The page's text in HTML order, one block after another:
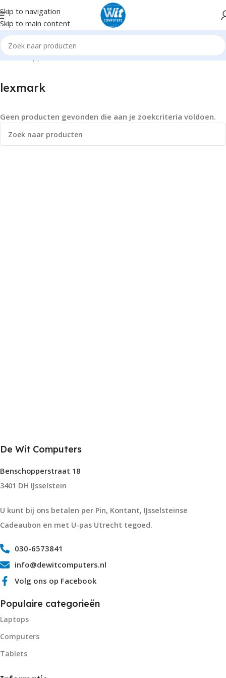
Skip to navigation
Skip to main content
Home Supplies lexmark
lexmark
Geen producten gevonden die aan je zoekcriteria voldoen.
De Wit Computers
Benschopperstraat 18
3401 DH IJsselstein
U kunt bij ons betalen per Pin, Kontant, IJsselsteinse
Cadeaubon en met U-pas Utrecht tegoed.
030-6573841
info@dewitcomputers.nl
Volg ons op Facebook
Populaire categorieën
Laptops
Computers
Tablets